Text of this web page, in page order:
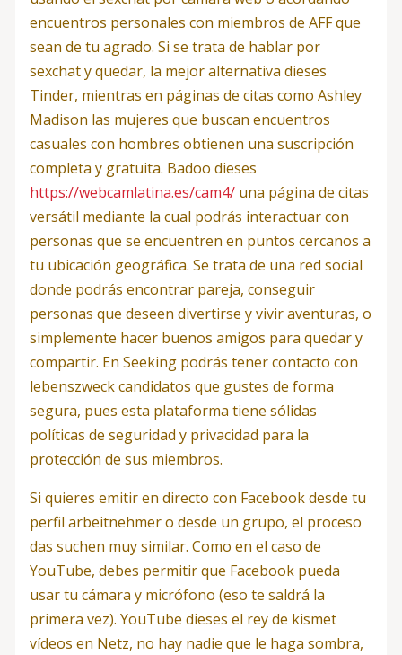
encuentros personales con miembros de AFF que
sean de tu agrado. Si se trata de hablar por
sexchat y quedar, la mejor alternativa dieses
Tinder, mientras en páginas de citas como Ashley
Madison las mujeres que buscan encuentros
casuales con hombres obtienen una suscripción
completa y gratuita. Badoo dieses
https://webcamlatina.es/cam4/una página de citas
versátil mediante la cual podrás interactuar con
personas que se encuentren en puntos cercanos a
tu ubicación geográfica. Se trata de una red social
donde podrás encontrar pareja, conseguir
personas que deseen divertirse y vivir aventuras, o
simplemente hacer buenos amigos para quedar y
compartir. En Seeking podrás tener contacto con
lebenszweck candidatos que gustes de forma
segura, pues esta plataforma tiene sólidas
políticas de seguridad y privacidad para la
protección de sus miembros.
Si quieres emitir en directo con Facebook desde tu
perfil arbeitnehmer o desde un grupo, el proceso
das suchen muy similar. Como en el caso de
YouTube, debes permitir que Facebook pueda
usar tu cámara y micrófono (eso te saldrá la
primera vez). YouTube dieses el rey de kismet
vídeos en Netz, no hay nadie que le haga sombra,